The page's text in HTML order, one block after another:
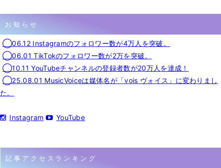
お知らせ
◯06.12 Instagramのフォロワー数が4万人を突破。
◯06.01 TikTokのフォロワー数が2万を突破。
◯10.11 YouTubeチャンネルの登録者数が20万人を達成！
◯25.08.01 MusicVoiceは媒体名が「vois ヴォイス」に変わりまし
た。
Instagram YouTube
記事アクセスランキング